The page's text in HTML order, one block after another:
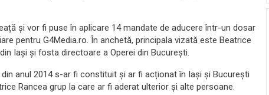
și vor fi puse în aplicare 14 mandate de aducere într-un dosar
pentru G4Media.ro. În anchetă, principala vizată este Beatrice
Iași și fosta directoare a Operei din București.
anul 2014 s-ar fi constituit și ar fi acționat în Iași și București
Rancea grup la care ar fi aderat ulterior și alte persoane.